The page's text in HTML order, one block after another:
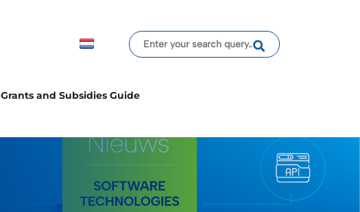
Grants and Subsidies Guide